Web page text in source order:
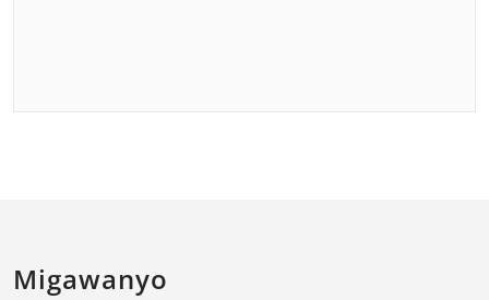
Migawanyo